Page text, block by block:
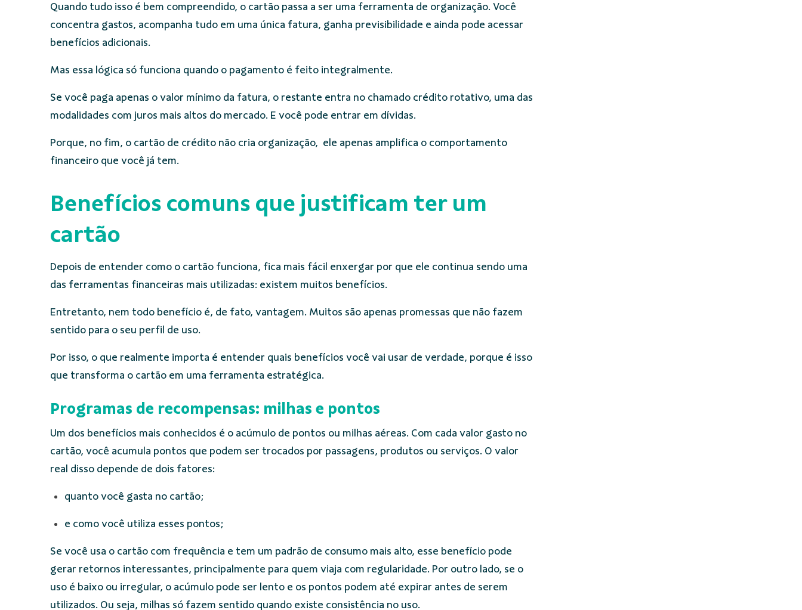
Quando tudo isso é bem compreendido, o cartão passa a ser uma ferramenta de organização. Você
concentra gastos, acompanha tudo em uma única fatura, ganha previsibilidade e ainda pode acessar
benefícios adicionais.
Mas essa lógica só funciona quando o pagamento é feito integralmente.
Se você paga apenas o valor mínimo da fatura, o restante entra no chamado crédito rotativo, uma das
modalidades com juros mais altos do mercado. E você pode entrar em dívidas.
Porque, no fim, o cartão de crédito não cria organização, ele apenas amplifica o comportamento
financeiro que você já tem.
Benefícios comuns que justificam ter um
cartão
Depois de entender como o cartão funciona, fica mais fácil enxergar por que ele continua sendo uma
das ferramentas financeiras mais utilizadas: existem muitos benefícios.
Entretanto, nem todo benefício é, de fato, vantagem. Muitos são apenas promessas que não fazem
sentido para o seu perfil de uso.
Por isso, o que realmente importa é entender quais benefícios você vai usar de verdade, porque é isso
que transforma o cartão em uma ferramenta estratégica.
Programas de recompensas: milhas e pontos
Um dos benefícios mais conhecidos é o acúmulo de pontos ou milhas aéreas. Com cada valor gasto no
cartão, você acumula pontos que podem ser trocados por passagens, produtos ou serviços. O valor
real disso depende de dois fatores:
quanto você gasta no cartão;
e como você utiliza esses pontos;
Se você usa o cartão com frequência e tem um padrão de consumo mais alto, esse benefício pode
gerar retornos interessantes, principalmente para quem viaja com regularidade. Por outro lado, se o
uso é baixo ou irregular, o acúmulo pode ser lento e os pontos podem até expirar antes de serem
utilizados. Ou seja, milhas só fazem sentido quando existe consistência no uso.